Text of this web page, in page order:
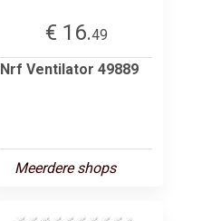
€ 16.49
Nrf Ventilator 49889
Meerdere shops